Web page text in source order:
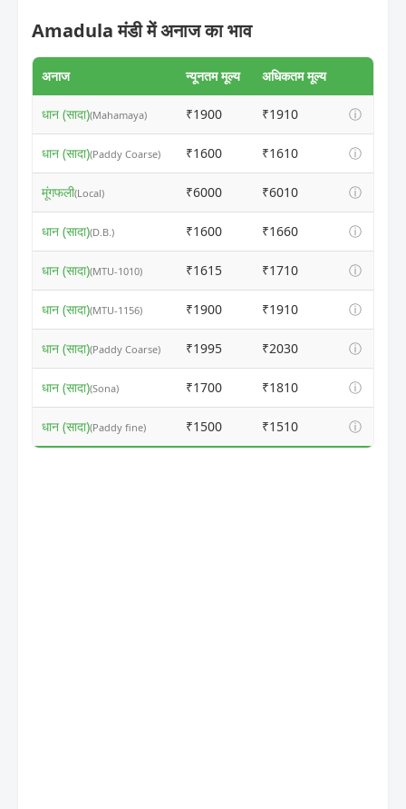
Amadula मंडी में अनाज का भाव
अनाज न्यूनतम मूल्य अधिकतम मूल्य
धान (सादा)(Mahamaya) ₹1900 ₹1910 ⓘ
धान (सादा)(Paddy Coarse) ₹1600 ₹1610 ⓘ
मूंगफली(Local) ₹6000 ₹6010 ⓘ
धान (सादा)(D.B.) ₹1600 ₹1660 ⓘ
धान (सादा)(MTU-1010) ₹1615 ₹1710 ⓘ
धान (सादा)(MTU-1156) ₹1900 ₹1910 ⓘ
धान (सादा)(Paddy Coarse) ₹1995 ₹2030 ⓘ
धान (सादा)(Sona) ₹1700 ₹1810 ⓘ
धान (सादा)(Paddy fine) ₹1500 ₹1510 ⓘ